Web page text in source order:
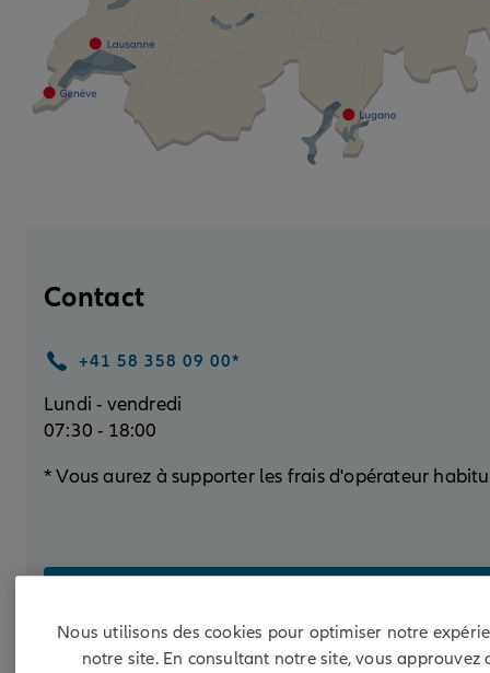
Contact
+41 58 358 09 00*
Lundi - vendredi
07:30 - 18:00
* Vous aurez à supporter les frais d'opérateur
Nous utilisons des cookies pour optimiser notre
notre site. En consultant notre site, vous approuvez